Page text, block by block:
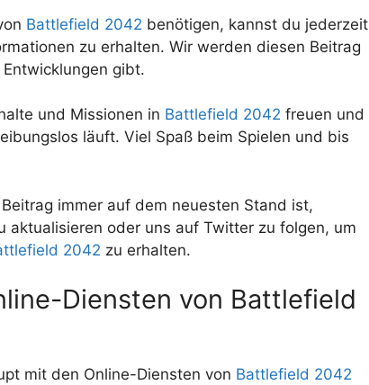
Battlefield 2042 benötigen, kannst du jederzeit
zu erhalten. Wir werden diesen Beitrag
gibt.
und Missionen in Battlefield 2042 freuen und
läuft. Viel Spaß beim Spielen und bis
immer auf dem neuesten Stand ist,
aktualisieren oder uns auf Twitter zu folgen, um
2042 zu erhalten.
Diensten von Battlefield
mit den Online-Diensten von Battlefield 2042